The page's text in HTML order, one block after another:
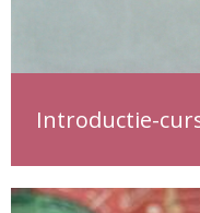
Introductie-